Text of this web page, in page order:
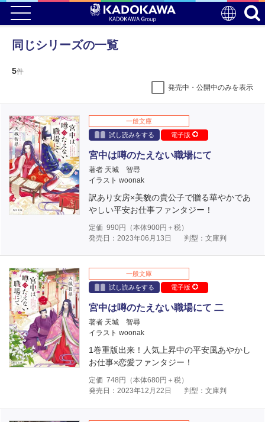
同じシリーズの一覧
5件
発売中・公開中のみを表示
一般文庫
試し読みをする
電子版
宮中は噂のたえない職場にて
著者 天城 智尋
イラスト woonak
訳あり女房×美貌の貴公子で贈る華やかであ
やしい平安お仕事ファンタジー！
定価 990円（本体900円＋税）
発売日：2023年06月13日
判型：文庫判
一般文庫
試し読みをする
電子版
宮中は噂のたえない職場にて 二
著者 天城 智尋
イラスト woonak
1巻重版出来！人気上昇中の平安風あやかし
お仕事×恋愛ファンタジー！
定価 748 円（本体680円＋税）
発売日：2023年12月22日
判型：文庫判